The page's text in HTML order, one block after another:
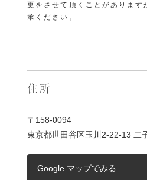
更をさせて頂くことがあります
承ください。
住所
〒158-0094
東京都世田谷区玉川2-22-13 二
Google マップでみる